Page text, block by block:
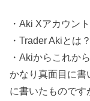
・Aki Xアカウン
・Trader Akiとは
・Akiからこれか
かなり真面目に
に書いたものです